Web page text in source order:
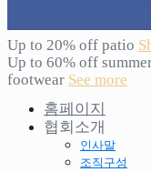
Up to 20% off patio
Up to 60% off
footwear See more
홈페이지
협회소개
인사말
조직구성